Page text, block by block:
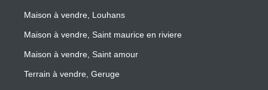
Maison à vendre, Louhans
Maison à vendre, Saint maurice en riviere
Maison à vendre, Saint amour
Terrain à vendre, Geruge